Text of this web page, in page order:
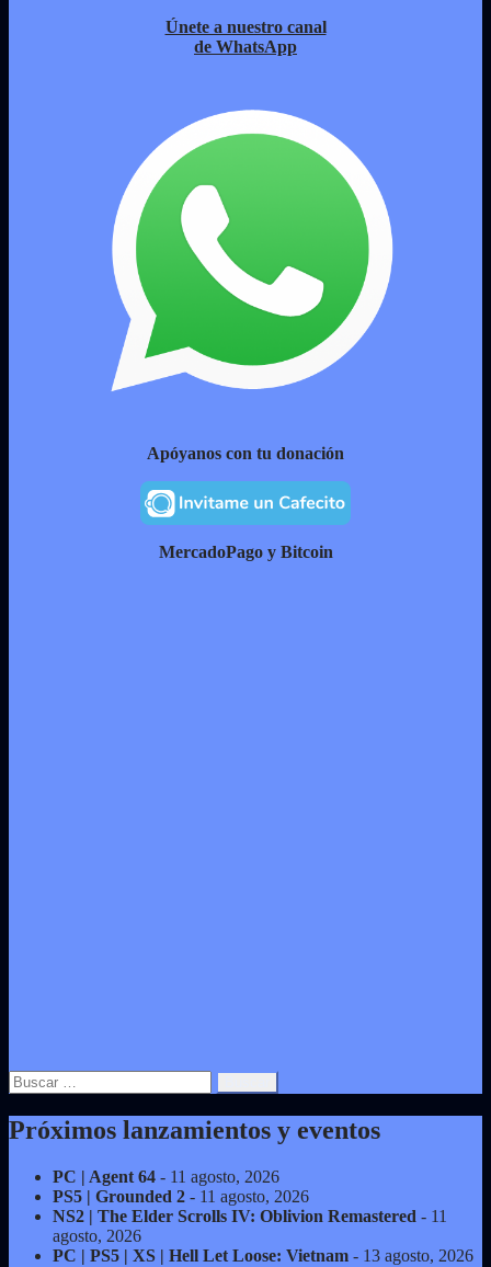
Únete a nuestro canal
de WhatsApp
Apóyanos con tu donación
MercadoPago y Bitcoin
Buscar:
Próximos lanzamientos y eventos
PC | Agent 64 - 11 agosto, 2026
PS5 | Grounded 2 - 11 agosto, 2026
NS2 | The Elder Scrolls IV: Oblivion Remastered - 11
agosto, 2026
PC | PS5 | XS | Hell Let Loose: Vietnam - 13 agosto, 2026